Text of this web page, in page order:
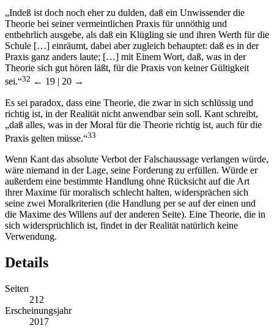
„Indeß ist doch noch eher zu dulden, daß ein Unwissender die
Theorie bei seiner vermeintlichen Praxis für unnöthig und
entbehrlich ausgebe, als daß ein Klügling sie und ihren Werth für die
Schule […] einräumt, dabei aber zugleich behauptet: daß es in der
Praxis ganz anders laute; […] mit Einem Wort, daß, was in der
Theorie sich gut hören läßt, für die Praxis von keiner Gültigkeit
sei.“32 ← 19 | 20 →
Es sei paradox, dass eine Theorie, die zwar in sich schlüssig und
richtig ist, in der Realität nicht anwendbar sein soll. Kant schreibt,
„daß alles, was in der Moral für die Theorie richtig ist, auch für die
Praxis gelten müsse.“33
Wenn Kant das absolute Verbot der Falschaussage verlangen würde,
wäre niemand in der Lage, seine Forderung zu erfüllen. Würde er
außerdem eine bestimmte Handlung ohne Rücksicht auf die Art
ihrer Maxime für moralisch schlecht halten, widersprächen sich
seine zwei Moralkriterien (die Handlung per se auf der einen und
die Maxime des Willens auf der anderen Seite). Eine Theorie, die in
sich widersprüchlich ist, findet in der Realität natürlich keine
Verwendung.
Details
Seiten
212
Erscheinungsjahr
2017